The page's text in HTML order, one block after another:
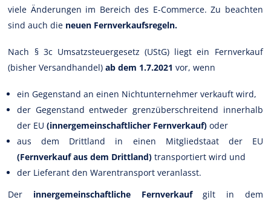
viele Änderungen im Bereich des E-Commerce. Zu beachten
sind auch die neuen Fernverkaufsregeln.
Nach § 3c Umsatzsteuergesetz (UStG) liegt ein Fernverkauf
(bisher Versandhandel)ab dem 1.7.2021vor, wenn
ein Gegenstand an einen Nichtunternehmer verkauft wird,
der Gegenstand entweder grenzüberschreitend innerhalb
der EU(innergemeinschaftlicher Fernverkauf) oder
aus dem Drittland in einen Mitgliedstaat der EU
(Fernverkauf aus dem Drittland) transportiert wird und
der Lieferant den Warentransport veranlasst.
Der innergemeinschaftliche Fernverkaufgilt in dem